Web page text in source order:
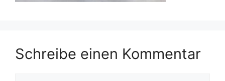
Schreibe einen Kommentar